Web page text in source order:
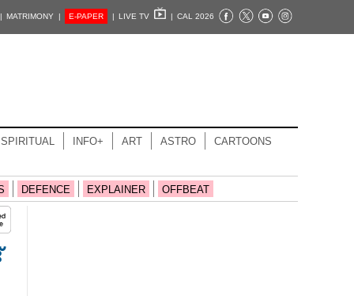
MATRIMONY | E-PAPER | LIVE TV | CAL 2026
SPIRITUAL INFO+ ART ASTRO CARTOONS
DEFENCE EXPLAINER OFFBEAT